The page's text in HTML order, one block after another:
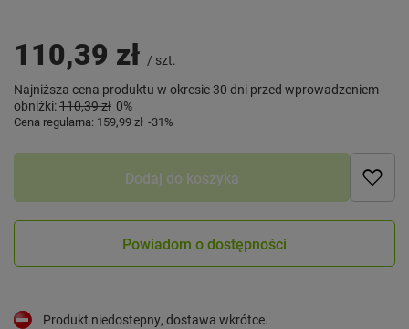
110,39 zł / szt.
Najniższa cena produktu w okresie 30 dni przed wprowadzeniem
obniżki:110,39 zł 0%
Cena regularna: 159,99 zł -31%
Dodaj do koszyka
Powiadom o dostępności
Produkt niedostepny, dostawa wkrótce